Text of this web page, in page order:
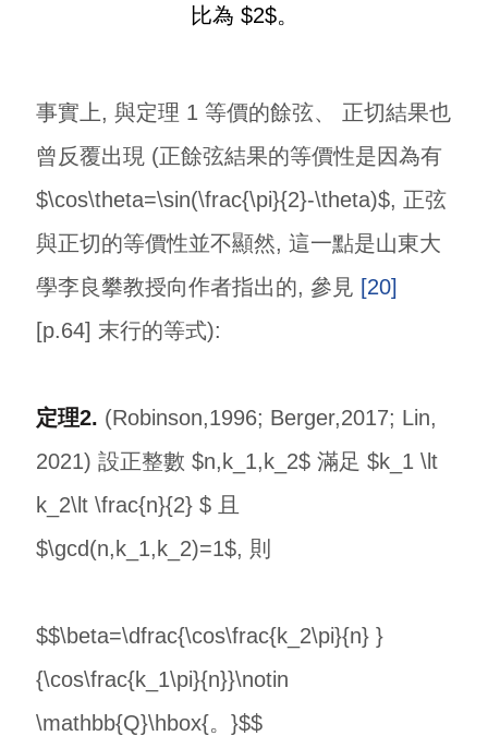
比為 $2$。
事實上, 與定理 1 等價的餘弦、 正切結果也
曾反覆出現 (正餘弦結果的等價性是因為有
$\cos\theta=\sin(\frac{\pi}{2}-\theta)$, 正弦
與正切的等價性並不顯然, 這一點是山東大
學李良攀教授向作者指出的, 參見 [20]
[p.64] 末行的等式):
定理2. (Robinson,1996; Berger,2017; Lin,
2021) 設正整數 $n,k_1,k_2$ 滿足 $k_1 \lt
k_2\lt \frac{n}{2} $ 且
$\gcd(n,k_1,k_2)=1$, 則
$$\beta=\dfrac{\cos\frac{k_2\pi}{n} }
{\cos\frac{k_1\pi}{n}}\notin
\mathbb{Q}\hbox{。}$$